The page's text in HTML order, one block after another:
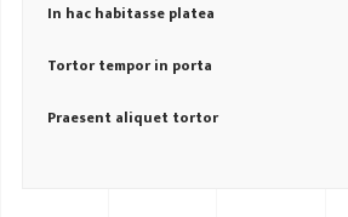
In hac habitasse platea
Tortor tempor in porta
Praesent aliquet tortor